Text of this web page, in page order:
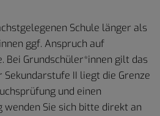
Schule länger als
ggf. Anspruch auf
Bei Grundschüler*innen gilt das
Sekundarstufe II liegt die Grenze
und einen
Sie sich bitte direkt an